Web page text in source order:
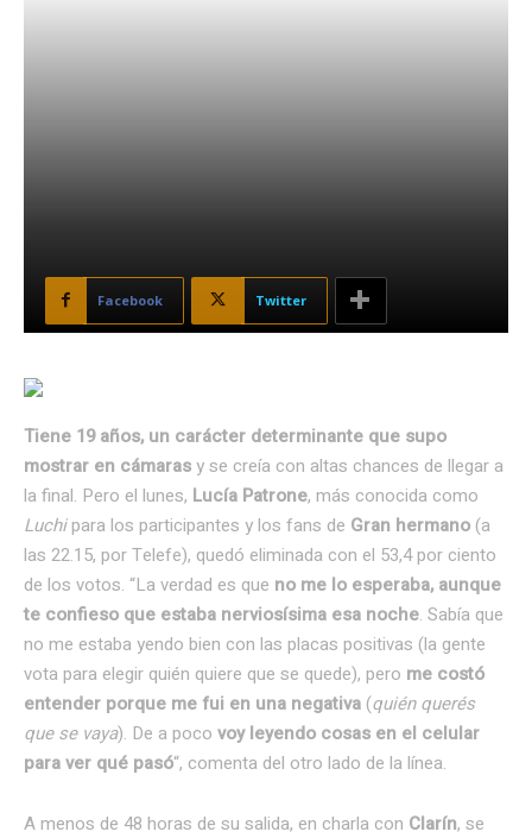
Facebook Twitter
Tiene 19 años, un carácter determinante que supo
mostrar en cámarasy se creía con altas chances de llegar a
la final. Pero el lunes, Lucía Patrone, más conocida como
Luchipara los participantes y los fans de Gran hermano (a
las 22.15, por Telefe), quedó eliminada con el 53,4 por ciento
de los votos. “La verdad es que no me lo esperaba, aunque
te confieso que estaba nerviosísima esa noche. Sabía que
no me estaba yendo bien con las placas positivas (la gente
vota para elegir quién quiere que se quede), pero me costó
entender porque me fui en una negativa (quién querés
que se vaya). De a poco voy leyendo cosas en el celular
para ver qué pasó“, comenta del otro lado de la línea.
A menos de 48 horas de su salida, en charla con Clarín, se